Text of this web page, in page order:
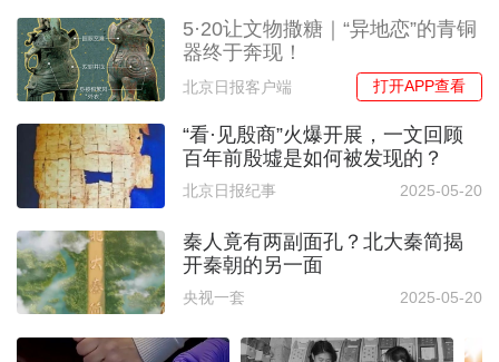
5·20让文物撒糖｜“异地恋”的青铜
器终于奔现！
北京日报客户端 打开APP查看
“看·见殷商”火爆开展，一文回顾
百年前殷墟是如何被发现的？
北京日报纪事 2025-05-20
秦人竟有两副面孔？北大秦简揭
开秦朝的另一面
央视一套 2025-05-20